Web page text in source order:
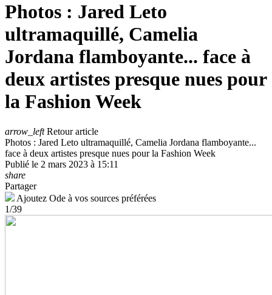
Photos : Jared Leto
ultramaquillé, Camelia
Jordana flamboyante... face à
deux artistes presque nues pour
la Fashion Week
arrow_left Retour article
Photos : Jared Leto ultramaquillé, Camelia Jordana flamboyante...
face à deux artistes presque nues pour la Fashion Week
Publié le 2 mars 2023 à 15:11
share
Partager
Ajoutez Ode à vos sources préférées
1/39